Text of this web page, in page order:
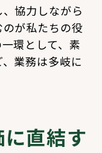
協力しながら
が私たちの役
環として、素
業務は多岐に
直結す